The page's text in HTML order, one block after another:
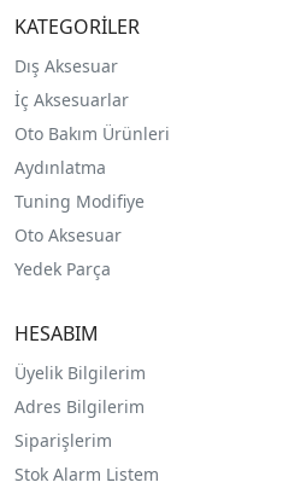
KATEGORİLER
Dış Aksesuar
İç Aksesuarlar
Oto Bakım Ürünleri
Aydınlatma
Tuning Modifiye
Oto Aksesuar
Yedek Parça
HESABIM
Üyelik Bilgilerim
Adres Bilgilerim
Siparişlerim
Stok Alarm Listem